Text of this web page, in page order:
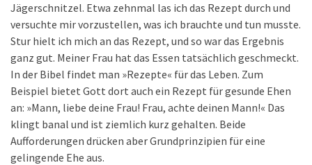
Jägerschnitzel. Etwa zehnmal las ich das Rezept durch und
versuchte mir vorzustellen, was ich brauchte und tun musste.
Stur hielt ich mich an das Rezept, und so war das Ergebnis
ganz gut. Meiner Frau hat das Essen tatsächlich geschmeckt.
In der Bibel findet man »Rezepte« für das Leben. Zum
Beispiel bietet Gott dort auch ein Rezept für gesunde Ehen
an: »Mann, liebe deine Frau! Frau, achte deinen Mann!« Das
klingt banal und ist ziemlich kurz gehalten. Beide
Aufforderungen drücken aber Grundprinzipien für eine
gelingende Ehe aus.